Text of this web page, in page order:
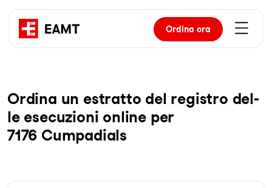
Ordina ora
Or­di­na un es­trat­to del re­gis­tro del­
le ese­cu­zio­ni on­line per
7176 Cumpadials